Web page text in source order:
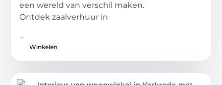
een wereld van verschil maken.
Ontdek zaalverhuur in
...
Winkelen